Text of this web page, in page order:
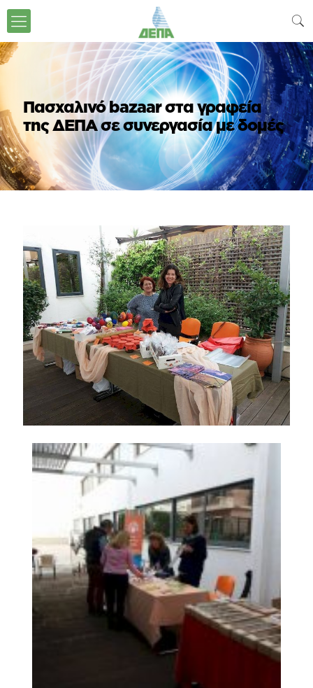
Πασχαλινό bazaar στα γραφεία
της ΔΕΠΑ σε συνεργασία με δομές